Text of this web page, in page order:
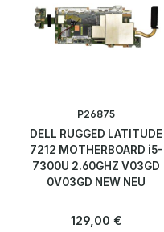
P26875
DELL RUGGED LATITUDE
7212 MOTHERBOARD i5-
7300U 2.60GHZ V03GD
0V03GD NEW NEU
Regulärer Preis:
129,00 €